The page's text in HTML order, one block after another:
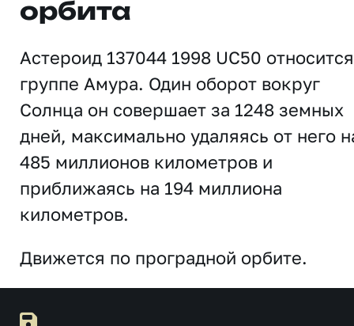
орбита
Астероид 137044 1998 UC50
группе Амура. Один оборот вокруг
Солнца он совершает за 1248 земных
дней, максимально удаляясь от него
485 миллионов километров и
приближаясь на 194 миллиона
километров.
Движется по проградной орбите.